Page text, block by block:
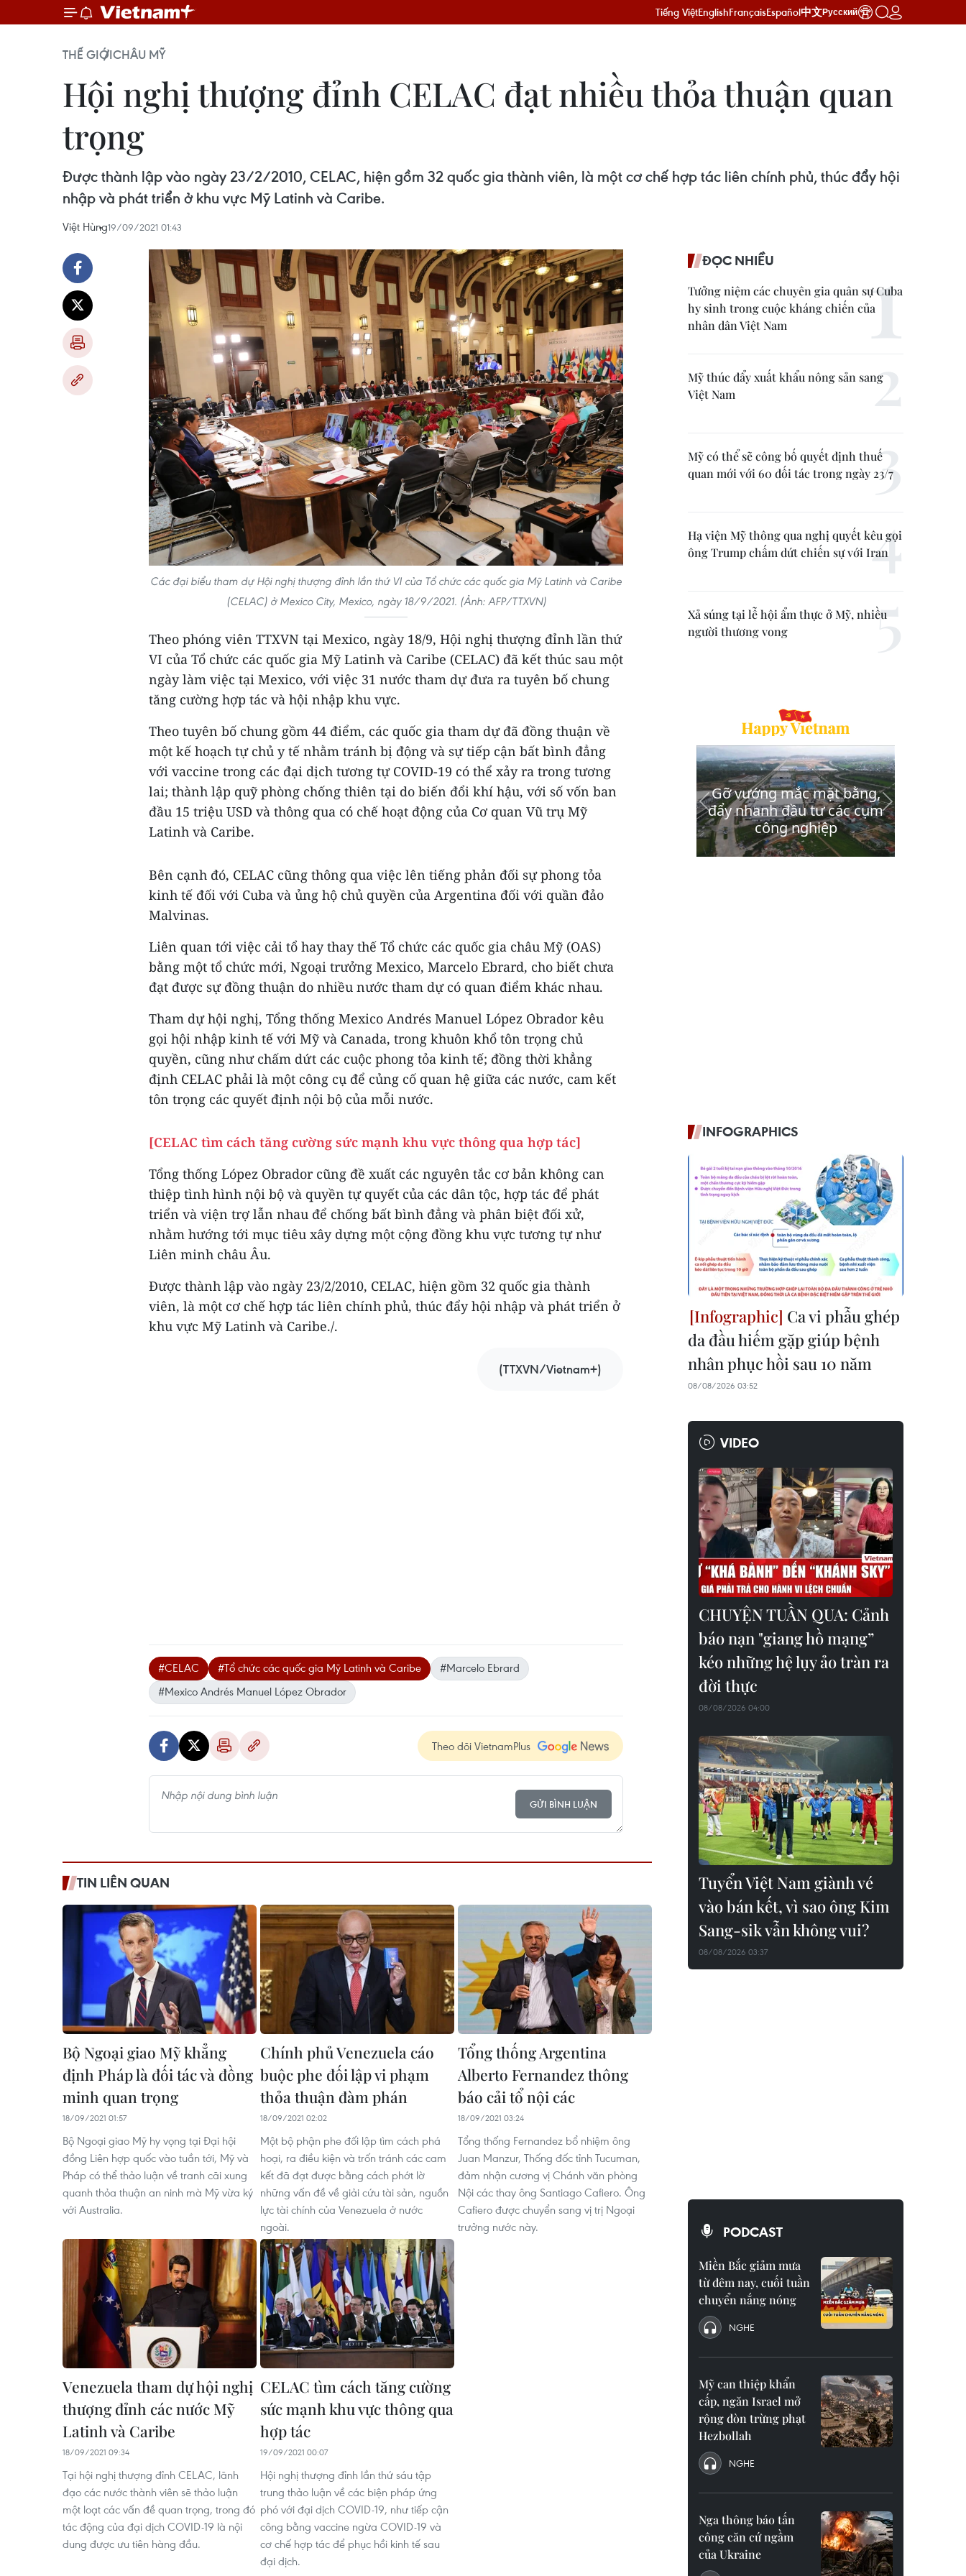
Tiếng ViệtEnglishFrançaisEspañol中文Русский
THẾ GIỚICHÂU MỸ
Hội nghị thượng đỉnh CELAC đạt nhiều thỏa thuận quan
trọng
Được thành lập vào ngày 23/2/2010, CELAC, hiện gồm 32 quốc gia thành viên, là một cơ chế hợp tác liên chính phủ, thúc đẩy hội
nhập và phát triển ở khu vực Mỹ Latinh và Caribe.
Việt Hùng19/09/2021 01:43
Các đại biểu tham dự Hội nghị thượng đỉnh lần thứ VI của Tổ chức các quốc gia Mỹ Latinh và Caribe
(CELAC) ở Mexico City, Mexico, ngày 18/9/2021. (Ảnh: AFP/TTXVN)
Theo phóng viên TTXVN tại Mexico, ngày 18/9, Hội nghị thượng đỉnh lần thứ
VI của Tổ chức các quốc gia Mỹ Latinh và Caribe (CELAC) đã kết thúc sau một
ngày làm việc tại Mexico, với việc 31 nước tham dự đưa ra tuyên bố chung
tăng cường hợp tác và hội nhập khu vực.
Theo tuyên bố chung gồm 44 điểm, các quốc gia tham dự đã đồng thuận về
một kế hoạch tự chủ y tế nhằm tránh bị động và sự tiếp cận bất bình đẳng
với vaccine trong các đại dịch tương tự COVID-19 có thể xảy ra trong tương
lai; thành lập quỹ phòng chống thiên tại do biến đổi khí hậu, với số vốn ban
đầu 15 triệu USD và thông qua có chế hoạt động của Cơ quan Vũ trụ Mỹ
Latinh và Caribe.
Bên cạnh đó, CELAC cũng thông qua việc lên tiếng phản đối sự phong tỏa
kinh tế đối với Cuba và ủng hộ chủ quyền của Argentina đối với quần đảo
Malvinas.
Liên quan tới việc cải tổ hay thay thế Tổ chức các quốc gia châu Mỹ (OAS)
bằng một tổ chức mới, Ngoại trưởng Mexico, Marcelo Ebrard, cho biết chưa
đạt được sự đồng thuận do nhiều nước tham dự có quan điểm khác nhau.
Tham dự hội nghị, Tổng thống Mexico Andrés Manuel López Obrador kêu
gọi hội nhập kinh tế với Mỹ và Canada, trong khuôn khổ tôn trọng chủ
quyền, cũng như chấm dứt các cuộc phong tỏa kinh tế; đồng thời khẳng
định CELAC phải là một công cụ để củng cố quan hệ giữa các nước, cam kết
tôn trọng các quyết định nội bộ của mỗi nước.
[CELAC tìm cách tăng cường sức mạnh khu vực thông qua hợp tác]
Tổng thống López Obrador cũng đề xuất các nguyên tắc cơ bản không can
thiệp tình hình nội bộ và quyền tự quyết của các dân tộc, hợp tác để phát
triển và viện trợ lẫn nhau để chống bất bình đẳng và phân biệt đối xử,
nhằm hướng tới mục tiêu xây dựng một cộng đồng khu vực tương tự như
Liên minh châu Âu.
Được thành lập vào ngày 23/2/2010, CELAC, hiện gồm 32 quốc gia thành
viên, là một cơ chế hợp tác liên chính phủ, thúc đẩy hội nhập và phát triển ở
khu vực Mỹ Latinh và Caribe./.
(TTXVN/Vietnam+)
#CELAC #Tổ chức các quốc gia Mỹ Latinh và Caribe
#Marcelo Ebrard
#Mexico Andrés Manuel López Obrador
Theo dõi VietnamPlus
GỬI BÌNH LUẬN
TIN LIÊN QUAN
Bộ Ngoại giao Mỹ khẳng
định Pháp là đối tác và đồng
minh quan trọng
18/09/2021 01:57
Bộ Ngoại giao Mỹ hy vọng tại Đại hội
đồng Liên hợp quốc vào tuần tới, Mỹ và
Pháp có thể thảo luận về tranh cãi xung
quanh thỏa thuận an ninh mà Mỹ vừa ký
với Australia.
Chính phủ Venezuela cáo
buộc phe đối lập vi phạm
thỏa thuận đàm phán
18/09/2021 02:02
Một bộ phận phe đối lập tìm cách phá
hoại, ra điều kiện và trốn tránh các cam
kết đã đạt được bằng cách phớt lờ
những vấn đề về giải cứu tài sản, nguồn
lực tài chính của Venezuela ở nước
ngoài.
Tổng thống Argentina
Alberto Fernandez thông
báo cải tổ nội các
18/09/2021 03:24
Tổng thống Fernandez bổ nhiệm ông
Juan Manzur, Thống đốc tỉnh Tucuman,
đảm nhận cương vị Chánh văn phòng
Nội các thay ông Santiago Cafiero. Ông
Cafiero được chuyển sang vị trị Ngoại
trưởng nước này.
Venezuela tham dự hội nghị
thượng đỉnh các nước Mỹ
Latinh và Caribe
18/09/2021 09:34
Tại hội nghị thượng đỉnh CELAC, lãnh
đạo các nước thành viên sẽ thảo luận
một loạt các vấn đề quan trọng, trong đó
tác động của đại dịch COVID-19 là nội
dung được ưu tiên hàng đầu.
CELAC tìm cách tăng cường
sức mạnh khu vực thông qua
hợp tác
19/09/2021 00:07
Hội nghị thượng đỉnh lần thứ sáu tập
trung thảo luận về các biện pháp ứng
phó với đại dịch COVID-19, như tiếp cận
công bằng vaccine ngừa COVID-19 và
cơ chế hợp tác để phục hồi kinh tế sau
đại dịch.
ĐỌC NHIỀU
Tưởng niệm các chuyên gia quân sự Cuba
hy sinh trong cuộc kháng chiến của
nhân dân Việt Nam
Mỹ thúc đẩy xuất khẩu nông sản sang
Việt Nam
Mỹ có thể sẽ công bố quyết định thuế
quan mới với 60 đối tác trong ngày 23/7
Hạ viện Mỹ thông qua nghị quyết kêu gọi
ông Trump chấm dứt chiến sự với Iran
Xả súng tại lễ hội ẩm thực ở Mỹ, nhiều
người thương vong
INFOGRAPHICS
Ca vi phẫu ghép
da đầu hiếm gặp giúp bệnh
nhân phục hồi sau 10 năm
08/08/2026 03:52
VIDEO
CHUYỆN TUẦN QUA: Cảnh
báo nạn "giang hồ mạng”
kéo những hệ lụy ảo tràn ra
đời thực
08/08/2026 04:00
Tuyển Việt Nam giành vé
vào bán kết, vì sao ông Kim
Sang-sik vẫn không vui?
08/08/2026 03:37
PODCAST
Miền Bắc giảm mưa
từ đêm nay, cuối tuần
chuyển nắng nóng
NGHE
Mỹ can thiệp khẩn
cấp, ngăn Israel mở
rộng đòn trừng phạt
Hezbollah
NGHE
Nga thông báo tấn
công căn cứ ngầm
của Ukraine